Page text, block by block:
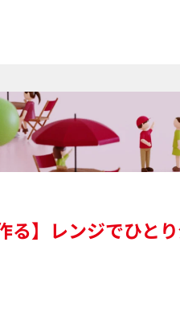
る】レンジでひと